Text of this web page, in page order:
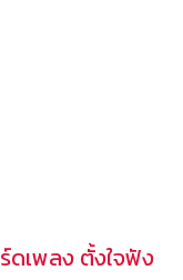
ดเพลง ตั้งใจฟัง